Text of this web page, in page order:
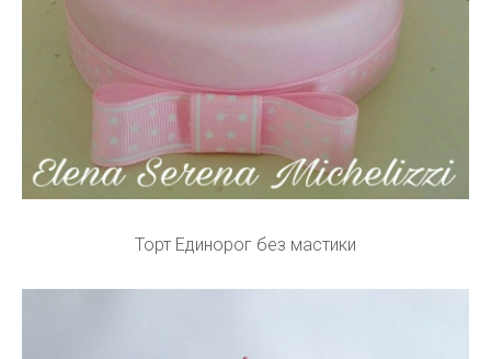
Торт Единорог без мастики